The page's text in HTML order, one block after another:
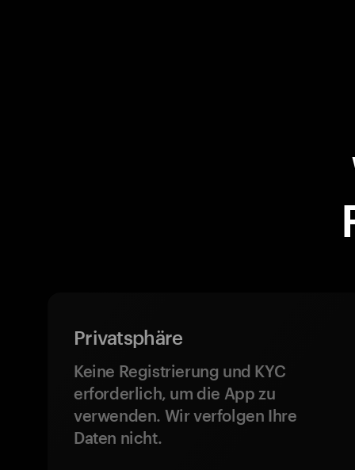
Privatsphäre
Keine Registrierung und KYC
erforderlich, um die App zu
verwenden. Wir verfolgen Ihre
Daten nicht.